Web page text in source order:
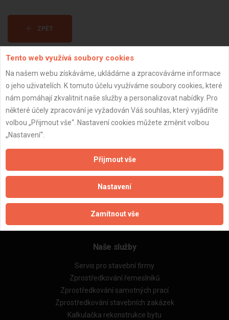
ZPĚT
Důležité informace
Zpracování a ochrana osobních údajů
Zásady pro používání souborů cookie
Obchodní podmínky (zprostředkování)
Naše služby
Servis pro stavební firmy
Zprostředkování řemeslníků
Zprostředkování samotných prací
Zprostředkování stavebních zakázek
Kalkulačka rekonstrukce bytu
Tento web využívá soubory cookies
Na našem webu získáváme, ukládáme a zpracováváme informace
o jeho uživatelích. K tomuto účelu využíváme soubory cookies, které
nám pomáhají zkvalitnit naše služby a personalizovat nabídky. Pro
některé účely zpracování je vyžadován Váš souhlas, který vyjádříte
volbou „Přijmout vše“. Nastavení cookies můžete změnit volbou
„Nastavení“.
Přijmout vše
Nastavení
Zamítnout vše